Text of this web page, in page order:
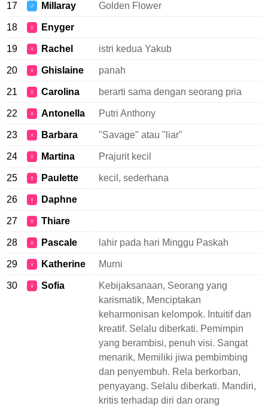
17 ♂ Millaray Golden Flower
18 ♀ Enyger
19 ♀ Rachel istri kedua Yakub
20 ♀ Ghislaine panah
21 ♀ Carolina berarti sama dengan seorang pria
22 ♀ Antonella Putri Anthony
23 ♀ Barbara "Savage" atau "liar"
24 ♀ Martina Prajurit kecil
25 ♀ Paulette kecil, sederhana
26 ♀ Daphne
27 ♀ Thiare
28 ♀ Pascale lahir pada hari Minggu Paskah
29 ♀ Katherine Murni
30 ♀ Sofia
Kebijaksanaan, Seorang yang
karismatik, Menciptakan
keharmonisan kelompok. Intuitif dan
kreatif. Selalu diberkati. Pemimpin
yang berambisi, penuh visi. Sangat
menarik, Memiliki jiwa pembimbing
dan penyembuh. Rela berkorban,
penyayang. Selalu diberkati. Mandiri,
kritis terhadap diri dan orang